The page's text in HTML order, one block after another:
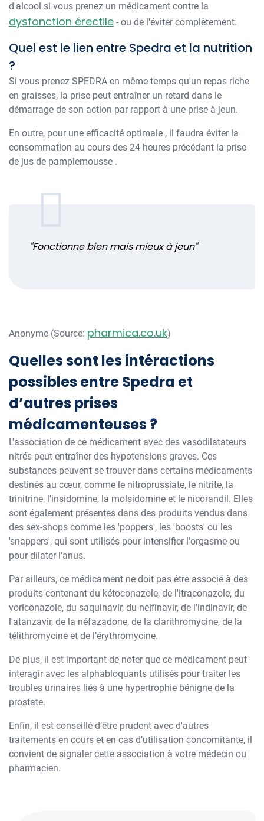
d'alcool si vous prenez un médicament contre la
dysfonction érectile - ou de l'éviter complètement.
Quel est le lien entre Spedra et la nutrition
?
Si vous prenez SPEDRA en même temps qu'un repas riche
en graisses, la prise peut entraîner un retard dans le
démarrage de son action par rapport à une prise à jeun.
En outre, pour une efficacité optimale , il faudra éviter la
consommation au cours des 24 heures précédant la prise
de jus de pamplemousse .
"Fonctionne bien mais mieux à jeun"
Anonyme (Source: pharmica.co.uk)
Quelles sont les intéractions
possibles entre Spedra et
d’autres prises
médicamenteuses ?
L'association de ce médicament avec des vasodilatateurs
nitrés peut entraîner des hypotensions graves. Ces
substances peuvent se trouver dans certains médicaments
destinés au cœur, comme le nitroprussiate, le nitrite, la
trinitrine, l'insidomine, la molsidomine et le nicorandil. Elles
sont également présentes dans des produits vendus dans
des sex-shops comme les 'poppers', les 'boosts' ou les
'snappers', qui sont utilisés pour intensifier l'orgasme ou
pour dilater l'anus.
Par ailleurs, ce médicament ne doit pas être associé à des
produits contenant du kétoconazole, de l'itraconazole, du
voriconazole, du saquinavir, du nelfinavir, de l'indinavir, de
l'atanzavir, de la néfazadone, de la clarithromycine, de la
télithromycine et de l’érythromycine.
De plus, il est important de noter que ce médicament peut
interagir avec les alphabloquants utilisés pour traiter les
troubles urinaires liés à une hypertrophie bénigne de la
prostate.
Enfin, il est conseillé d’être prudent avec d'autres
traitements en cours et en cas d’utilisation concomitante, il
convient de signaler cette association à votre médecin ou
pharmacien.